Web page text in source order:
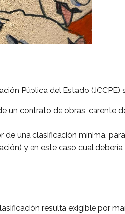
Pública del Estado
un contrato de obras, carente
de una clasificación mínima,
y en este caso cual debería
resulta exigible por